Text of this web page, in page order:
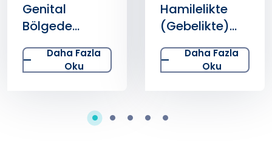
Hamilelikte
(Gebelikte)
Cinsellik
Daha Fazla
Oku
Kadınlarda
Göğüste Ağrı
ve Şişkinlik
Daha Fazla
Oku